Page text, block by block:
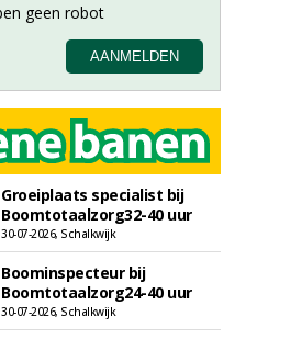
Groeiplaats specialist bij
Boomtotaalzorg32-40 uur
30-07-2026, Schalkwijk
Boominspecteur bij
Boomtotaalzorg24-40 uur
30-07-2026, Schalkwijk